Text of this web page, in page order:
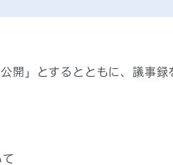
」とするとともに、議事録